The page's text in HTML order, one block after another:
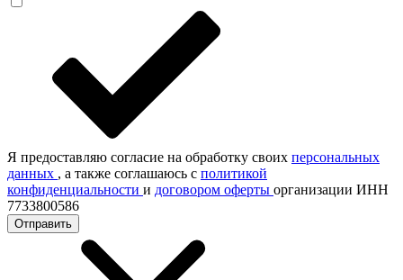
Я предоставляю согласие на обработку своих персональных
данных , а также соглашаюсь с политикой
конфиденциальности и договором оферты организации ИНН
7733800586
Отправить